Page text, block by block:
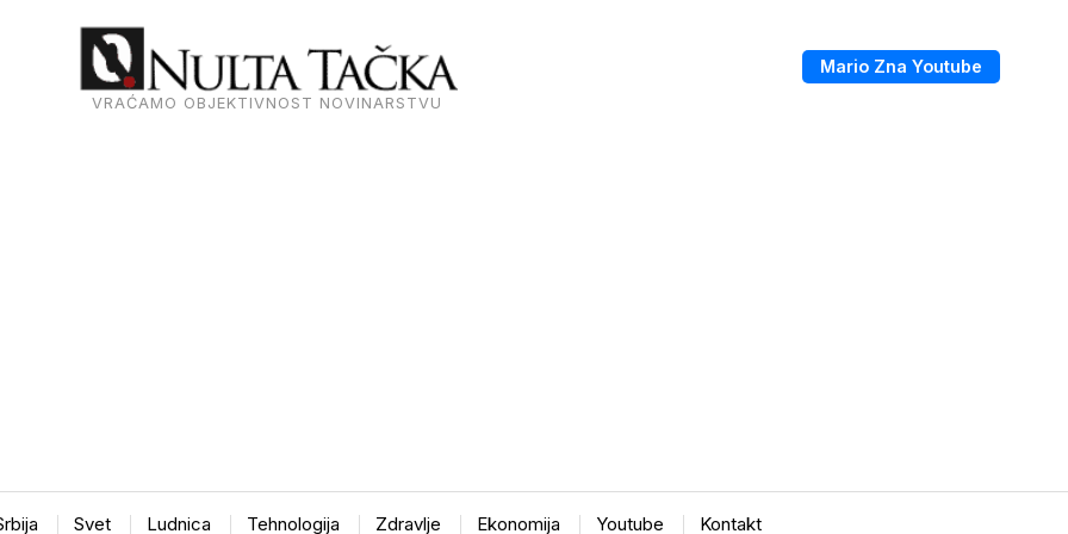
VRAĆAMO OBJEKTIVNOST NOVINARSTVU
Mario Zna Youtube
Svet Ludnica Tehnologija Zdravlje Ekonomija Youtube Kontakt